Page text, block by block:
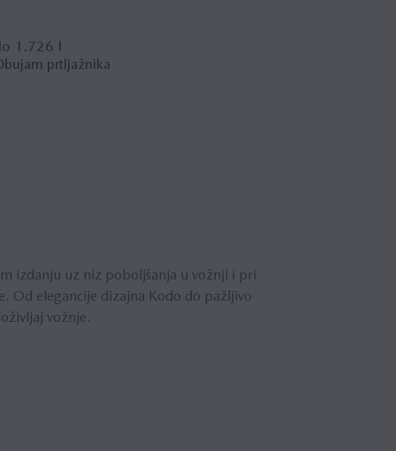
1.726 l
prtljažnika
izdanju uz niz poboljšanja u vožnji i pri
Od elegancije dizajna Kodo do pažljivo
vožnje.